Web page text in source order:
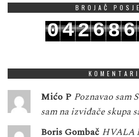
BROJAČ
042686
KOMENTARI
Mićo P Poznavao sam
sam na izviđače skupa
Boris Gombač HVALA